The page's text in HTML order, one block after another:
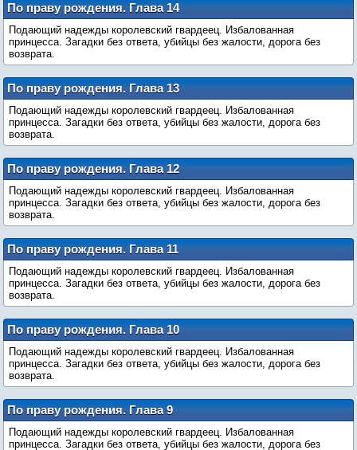
По праву рождения. Глава 14
Подающий надежды королевский гвардеец. Избалованная
принцесса. Загадки без ответа, убийцы без жалости, дорога без
возврата.
По праву рождения. Глава 13
Подающий надежды королевский гвардеец. Избалованная
принцесса. Загадки без ответа, убийцы без жалости, дорога без
возврата.
По праву рождения. Глава 12
Подающий надежды королевский гвардеец. Избалованная
принцесса. Загадки без ответа, убийцы без жалости, дорога без
возврата.
По праву рождения. Глава 11
Подающий надежды королевский гвардеец. Избалованная
принцесса. Загадки без ответа, убийцы без жалости, дорога без
возврата.
По праву рождения. Глава 10
Подающий надежды королевский гвардеец. Избалованная
принцесса. Загадки без ответа, убийцы без жалости, дорога без
возврата.
По праву рождения. Глава 9
Подающий надежды королевский гвардеец. Избалованная
принцесса. Загадки без ответа, убийцы без жалости, дорога без